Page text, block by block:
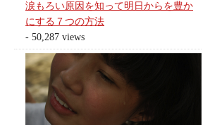
涙もろい原因を知って明日からを豊か
にする７つの方法
- 50,287 views